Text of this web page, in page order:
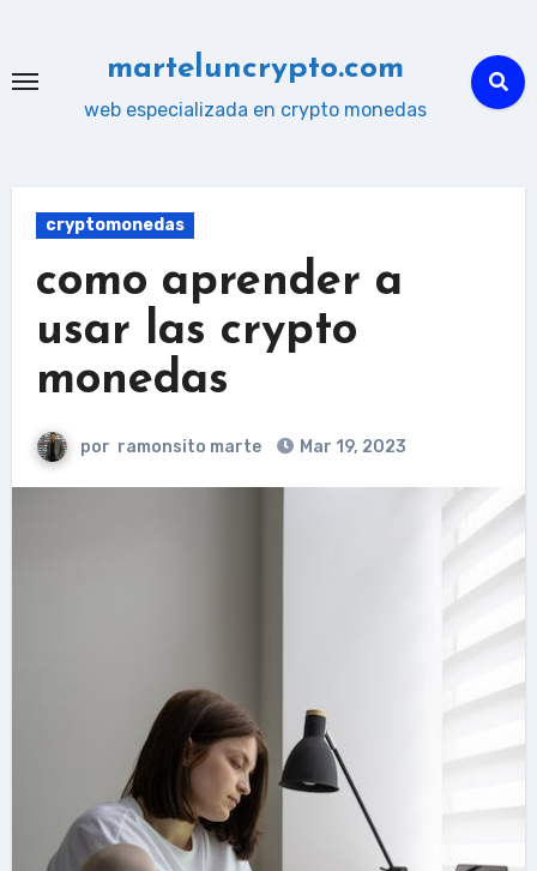
contenido
marteluncrypto.com
web especializada en crypto monedas
cryptomonedas
como aprender a
usar las crypto
monedas
por ramonsito marte Mar 19, 2023